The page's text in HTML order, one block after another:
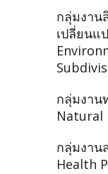
กลุ่มงาน
เปลี่ยนแ
กลุ่มงาน
Natural
กลุ่มงาน
Health